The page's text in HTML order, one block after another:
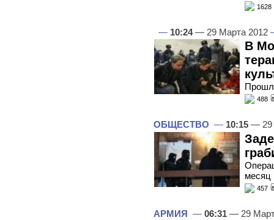
1628
— 10:24— 29 Марта 2012
В
488
ОБЩЕСТВО — 10:15 — 29
месяц
457
АРМИЯ — 06:31 — 29